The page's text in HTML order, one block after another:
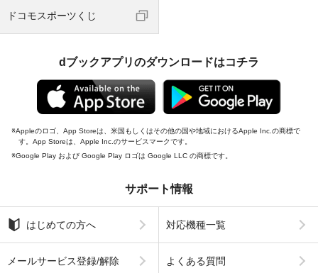
ドコモスポーツくじ
dブックアプリのダウンロードはコチラ
Appleのロゴ、App Storeは、米国もしくはその他の国や地域におけるApple Inc.の商標で
す。App Storeは、Apple Inc.のサービスマークです。
Google Play および Google Play ロゴは Google LLC の商標です。
サポート情報
はじめての方へ 対応機種一覧
メールサービス登録/解除 よくある質問